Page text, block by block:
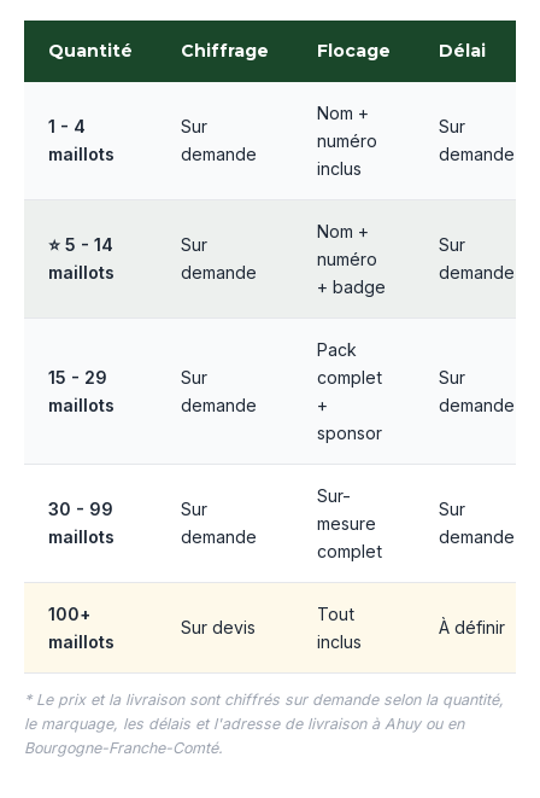
Quantité Chiffrage Flocage Délai
1 - 4
maillots
Sur
demande
Nom +
numéro
inclus
Sur
demande
⭐ 5 - 14
maillots
Sur
demande
Nom +
numéro
+ badge
Sur
demande
15 - 29
maillots
Sur
demande
Pack
complet
+
sponsor
Sur
demande
30 - 99
maillots
Sur
demande
Sur-
mesure
complet
Sur
demande
100+
maillots
Sur devis
Tout
inclus
À définir
* Le prix et la livraison sont chiffrés sur demande selon la quantité,
le marquage, les délais et l'adresse de livraison à Ahuy ou en
Bourgogne-Franche-Comté.